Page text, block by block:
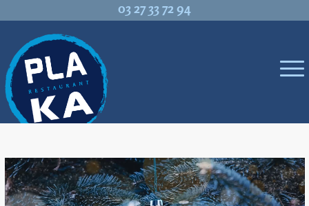
03 27 33 72 94